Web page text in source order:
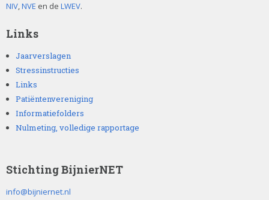
NIV,NVE en de LWEV.
Links
Jaarverslagen
Stressinstructies
Links
Patiëntenvereniging
Informatiefolders
Nulmeting, volledige rapportage
Stichting BijnierNET
info@bijniernet.nl